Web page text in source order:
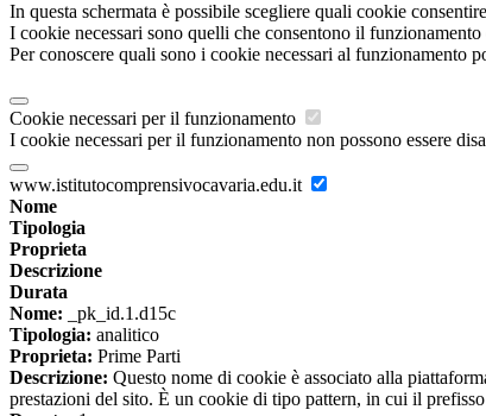
In questa schermata è possibile scegliere quali cookie
I cookie necessari sono quelli che consentono il
Per conoscere quali sono i cookie necessari al funzionamento
Cookie necessari per il funzionamento
I cookie necessari per il funzionamento non possono essere
www.istitutocomprensivocavaria.edu.it
Nome
Tipologia
Proprieta
Descrizione
Durata
Nome: _pk_id.1.d15c
Tipologia: analitico
Proprieta: Prime Parti
Descrizione: Questo nome di cookie è associato alla
prestazioni del sito. È un cookie di tipo pattern, in cui il